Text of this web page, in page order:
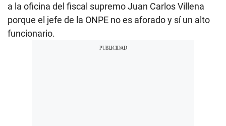
a la oficina del fiscal supremo Juan Carlos Villena
porque el jefe de la ONPE no es aforado y sí un alto
funcionario.